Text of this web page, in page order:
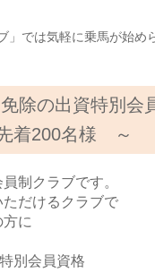
」では気軽に乗馬が始め
除の出資特別会
着200名様 ～
制クラブです。
だけるクラブで
に
別会員資格